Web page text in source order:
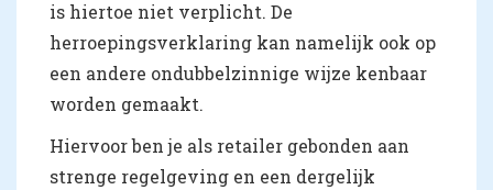
is hiertoe niet verplicht. De
herroepingsverklaring kan namelijk ook op
een andere ondubbelzinnige wijze kenbaar
worden gemaakt.
Hiervoor ben je als retailer gebonden aan
strenge regelgeving en een dergelijk